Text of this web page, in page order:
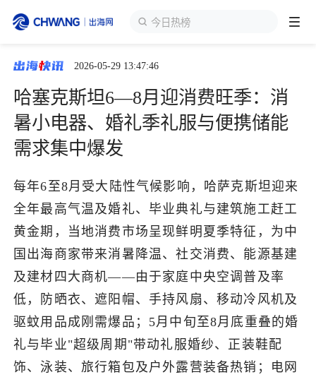
今日热榜
跨境展会
出海服务
出海资讯
跨境报告
出海导航
出海交流群
了解出海网
2026-05-29 13:47:46
哈塞克斯坦6—8月迎消费旺季：消
暑小电器、婚礼季礼服与便携储能
需求集中爆发
每年6至8月受大陆性气候影响，哈萨克斯坦迎来
全年最高气温及婚礼、毕业典礼与建筑施工赶工
黄金期，当地消费市场呈现鲜明夏季特征，为中
国出海商家带来消暑降温、社交消费、能源基建
及建材四大商机——由于家庭中央空调普及率
低，防晒衣、遮阳帽、手持风扇、移动冷风机及
驱蚊用品成刚需爆品；5月中旬至8月底重叠的婚
礼与毕业"超级周期"带动礼服婚纱、正装鞋配
饰、泳装、旅行箱包及户外露营装备热销；电网